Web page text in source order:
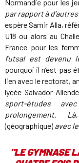
Normandie pour les
par rapport à
espère Samir Alla,
U18 ou alors au
France pour les
futsal est devenu
pourquoi il n’est pas
lien avec le rectorat,
lycée Salvador-
sport-études
prolongement.
(géographique) avec
"LE GYMNASE